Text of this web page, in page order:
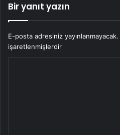
Bir yanıt yazın
E-posta adresiniz yayınlanmayacak.
işaretlenmişlerdir